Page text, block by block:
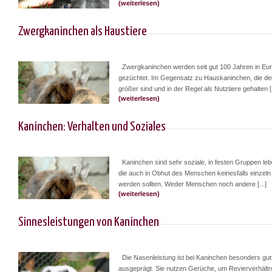
(weiterlesen)
Zwergkaninchen als Haustiere
Zwergkaninchen werden seit gut 100 Jahren in
gezüchtet. Im Gegensatz zu Hauskaninchen, die
größer sind und in der Regel als Nutztiere gehalten
(weiterlesen)
Kaninchen: Verhalten und Soziales
Kaninchen sind sehr soziale, in festen Gruppen
die auch in Obhut des Menschen keinesfalls einzeln
werden sollten. Weder Menschen noch andere [...]
(weiterlesen)
Sinnesleistungen von Kaninchen
Die Nasenleistung ist bei Kaninchen besonders gut
ausgeprägt. Sie nutzen Gerüche, um